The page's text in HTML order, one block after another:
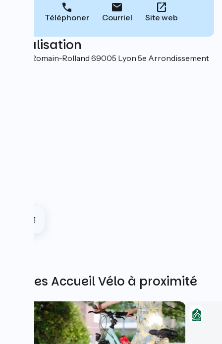
Téléphoner Courriel Site web
Localisation
7 quai Romain-Rolland 69005 Lyon 5e Arrondissement
Autres Accueil Vélo à proximité